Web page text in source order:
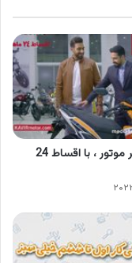
آگهی کویر موتور ، با اقساط 24